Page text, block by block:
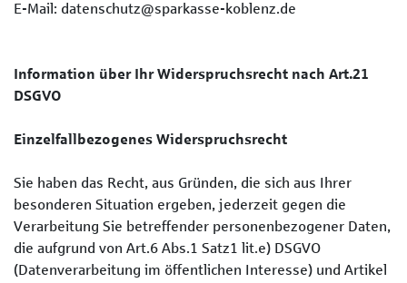
E-Mail: datenschutz@sparkasse-koblenz.de
Information über Ihr Widerspruchsrecht nach Art.21
DSGVO
Einzelfallbezogenes Widerspruchsrecht
Sie haben das Recht, aus Gründen, die sich aus Ihrer
besonderen Situation ergeben, jederzeit gegen die
Verarbeitung Sie betreffender personenbezogener Daten,
die aufgrund von Art.6 Abs.1 Satz1 lit.e) DSGVO
(Datenverarbeitung im öffentlichen Interesse) und Artikel